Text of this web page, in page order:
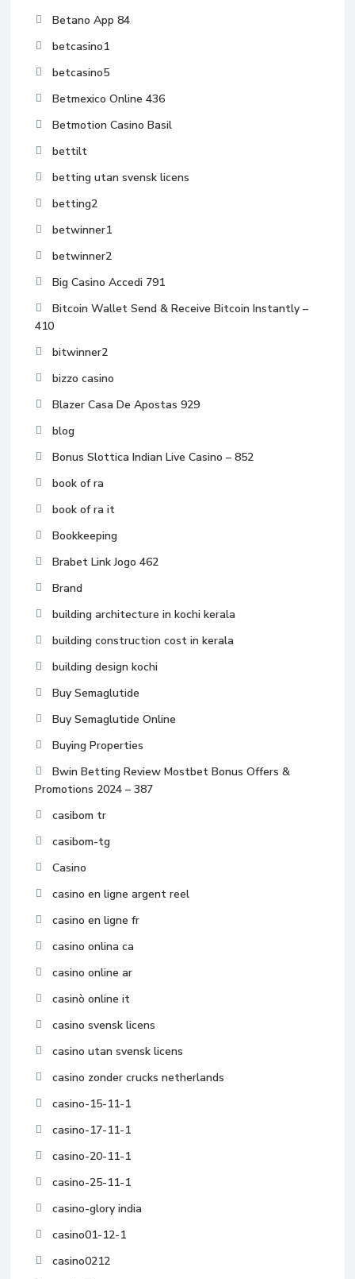
Betano App 84
betcasino1
betcasino5
Betmexico Online 436
Betmotion Casino Basil
bettilt
betting utan svensk licens
betting2
betwinner1
betwinner2
Big Casino Accedi 791
Bitcoin Wallet Send & Receive Bitcoin Instantly –
410
bitwinner2
bizzo casino
Blazer Casa De Apostas 929
blog
Bonus Slottica Indian Live Casino – 852
book of ra
book of ra it
Bookkeeping
Brabet Link Jogo 462
Brand
building architecture in kochi kerala
building construction cost in kerala
building design kochi
Buy Semaglutide
Buy Semaglutide Online
Buying Properties
Bwin Betting Review Mostbet Bonus Offers &
Promotions 2024 – 387
casibom tr
casibom-tg
Casino
casino en ligne argent reel
casino en ligne fr
casino onlina ca
casino online ar
casinò online it
casino svensk licens
casino utan svensk licens
casino zonder crucks netherlands
casino-15-11-1
casino-17-11-1
casino-20-11-1
casino-25-11-1
casino-glory india
casino01-12-1
casino0212